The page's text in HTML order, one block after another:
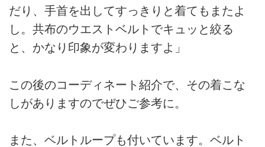
だり、手首を出してすっきりと着てもまたよ
し。共布のウエストベルトでキュッと絞る
と、かなり印象が変わりますよ」
この後のコーディネート紹介で、その着こな
しがありますのでぜひご参考に。
また、ベルトループも付いています。ベルト